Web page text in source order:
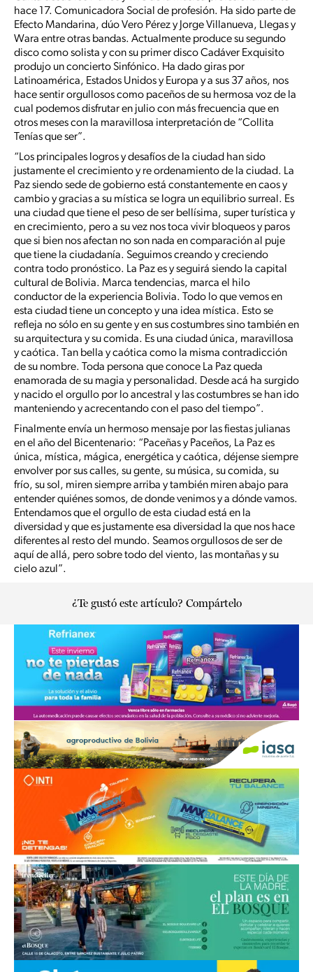
hace 17. Comunicadora Social de profesión. Ha sido parte de
Efecto Mandarina, dúo Vero Pérez y Jorge Villanueva, Llegas y
Wara entre otras bandas. Actualmente produce su segundo
disco como solista y con su primer disco Cadáver Exquisito
produjo un concierto Sinfónico. Ha dado giras por
Latinoamérica, Estados Unidos y Europa y a sus 37 años, nos
hace sentir orgullosos como paceños de su hermosa voz de la
cual podemos disfrutar en julio con más frecuencia que en
otros meses con la maravillosa interpretación de “Collita
Tenías que ser”.
“Los principales logros y desafíos de la ciudad han sido
justamente el crecimiento y re ordenamiento de la ciudad. La
Paz siendo sede de gobierno está constantemente en caos y
cambio y gracias a su mística se logra un equilibrio surreal. Es
una ciudad que tiene el peso de ser bellísima, super turística y
en crecimiento, pero a su vez nos toca vivir bloqueos y paros
que si bien nos afectan no son nada en comparación al puje
que tiene la ciudadanía. Seguimos creando y creciendo
contra todo pronóstico. La Paz es y seguirá siendo la capital
cultural de Bolivia. Marca tendencias, marca el hilo
conductor de la experiencia Bolivia. Todo lo que vemos en
esta ciudad tiene un concepto y una idea mística. Esto se
refleja no sólo en su gente y en sus costumbres sino también en
su arquitectura y su comida. Es una ciudad única, maravillosa
y caótica. Tan bella y caótica como la misma contradicción
de su nombre. Toda persona que conoce La Paz queda
enamorada de su magia y personalidad. Desde acá ha surgido
y nacido el orgullo por lo ancestral y las costumbres se han ido
manteniendo y acrecentando con el paso del tiempo”.
Finalmente envía un hermoso mensaje por las fiestas julianas
en el año del Bicentenario: “Paceñas y Paceños, La Paz es
única, mística, mágica, energética y caótica, déjense siempre
envolver por sus calles, su gente, su música, su comida, su
frío, su sol, miren siempre arriba y también miren abajo para
entender quiénes somos, de donde venimos y a dónde vamos.
Entendamos que el orgullo de esta ciudad está en la
diversidad y que es justamente esa diversidad la que nos hace
diferentes al resto del mundo. Seamos orgullosos de ser de
aquí de allá, pero sobre todo del viento, las montañas y su
cielo azul”.
¿Te gustó este artículo? Compártelo